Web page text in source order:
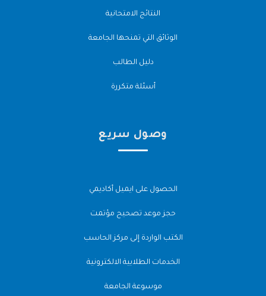
النتائج الامتحانية
الوثائق التي تمنحها الجامعة
دليل الطالب
أسئلة متكررة
وصول سريع
الحصول على ايميل أكاديمي
حجز موعد تصحيح مؤتمت
الكتب الواردة إلى مركز الحاسب
الخدمات الطلابية الالكترونية
موسوعة الجامعة